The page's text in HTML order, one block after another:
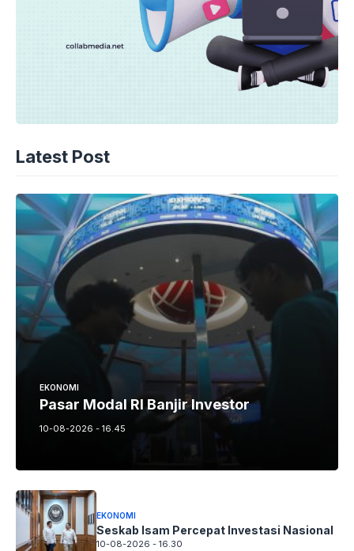
Latest Post
EKONOMI
Pasar Modal RI Banjir Investor
10-08-2026 - 16.45
EKONOMI
Seskab Isam Percepat Investasi Nasional
10-08-2026 - 16.30